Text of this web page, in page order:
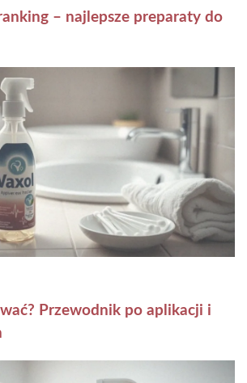
– najlepsze preparaty do
Przewodnik po aplikacji i